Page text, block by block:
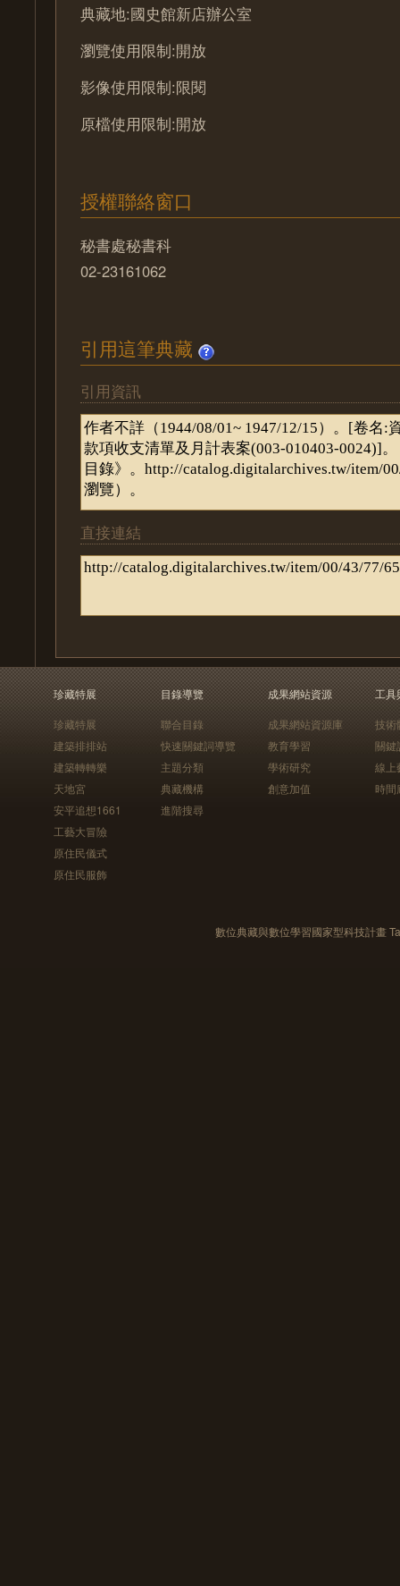
典藏地:國史館新店辦公室
瀏覽使用限制:開放
影像使用限制:限閱
原檔使用限制:開放
授權聯絡窗口
秘書處秘書科
02-23161062
引用這筆典藏
引用資訊
直接連結
珍藏特展
珍藏特展
建築排排站
建築轉轉樂
天地宮
安平追想1661
工藝大冒險
原住民儀式
原住民服飾
目錄導覽
聯合目錄
快速關鍵詞導覽
主題分類
典藏機構
進階搜尋
成果網站資源
成果網站資源庫
教育學習
學術研究
創意加值
工具
技術
關鍵
線上
時間
數位典藏與數位學習國家型科技計畫